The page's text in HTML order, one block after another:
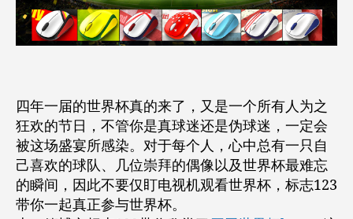
开
始
了！
四年一届的世界杯真的来了，又是一个所有人为之
狂欢的节日，不管你是真球迷还是伪球迷，一定会
被这场盛宴所感染。对于每个人，心中总有一只自
己喜欢的球队、几位崇拜的偶像以及世界杯最难忘
的瞬间，因此不要仅盯电视机观看世界杯，标志123
带你一起真正参与世界杯。